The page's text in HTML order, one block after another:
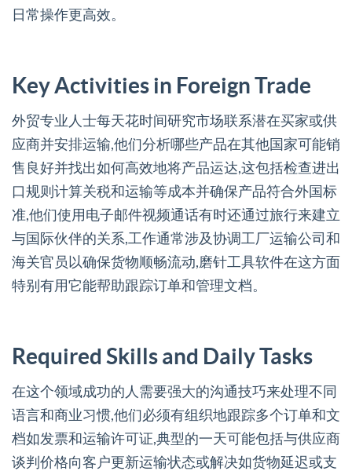
日常操作更高效。
Key Activities in Foreign Trade
外贸专业人士每天花时间研究市场联系潜在买家或供
应商并安排运输,他们分析哪些产品在其他国家可能销
售良好并找出如何高效地将产品运达,这包括检查进出
口规则计算关税和运输等成本并确保产品符合外国标
准,他们使用电子邮件视频通话有时还通过旅行来建立
与国际伙伴的关系,工作通常涉及协调工厂运输公司和
海关官员以确保货物顺畅流动,磨针工具软件在这方面
特别有用它能帮助跟踪订单和管理文档。
Required Skills and Daily Tasks
在这个领域成功的人需要强大的沟通技巧来处理不同
语言和商业习惯,他们必须有组织地跟踪多个订单和文
档如发票和运输许可证,典型的一天可能包括与供应商
谈判价格向客户更新运输状态或解决如货物延迟或支